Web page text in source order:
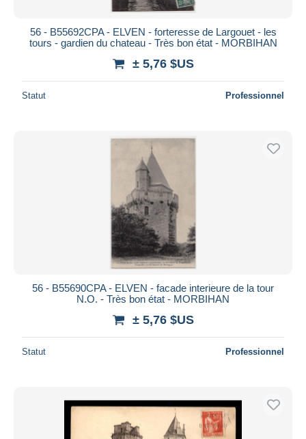
56 - B55692CPA - ELVEN - forteresse de Largouet - les
tours - gardien du chateau - Très bon état - MORBIHAN
± 5,76 $US
Statut Professionnel
56 - B55690CPA - ELVEN - facade interieure de la tour
N.O. - Très bon état - MORBIHAN
± 5,76 $US
Statut Professionnel